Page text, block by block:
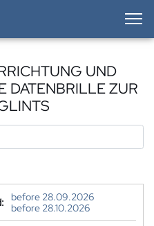
UND
DATENBRILLE ZUR
before 28.09.2026
before 28.10.2026